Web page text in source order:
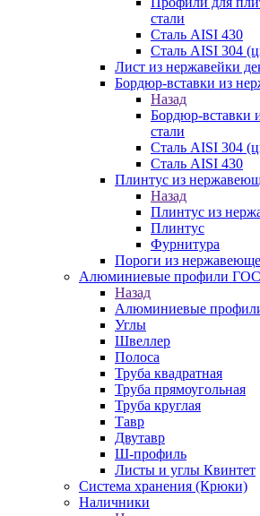
стали
Сталь AISI 430
Сталь AISI 304
Лист из нержавейки
Бордюр-вставки из
Назад
Бордюр-вставки
стали
Сталь AISI 304
Сталь AISI 430
Плинтус из
Назад
Плинтус из
Плинтус
Фурнитура
Пороги из
Алюминиевые профили
Назад
Алюминиевые
Углы
Швеллер
Полоса
Труба квадратная
Труба прямоугольная
Труба круглая
Тавр
Двутавр
Ш-профиль
Листы и углы Квинтет
Система хранения (Крюки)
Наличники